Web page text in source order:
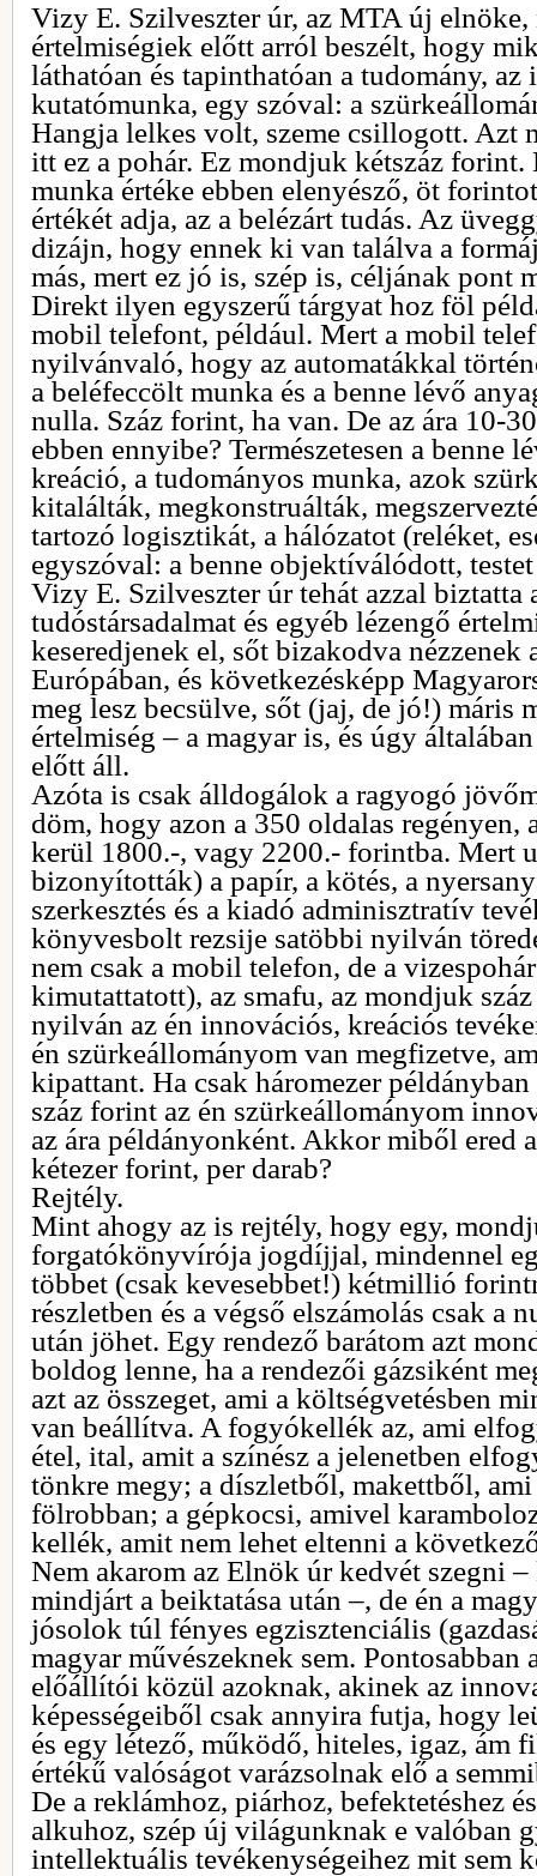
Vizy E. Szilveszter úr, az MTA új elnöke,
értelmiségiek előtt arról beszélt, hogy
láthatóan és tapinthatóan a tudomány, az
kutatómunka, egy szóval: a
Hangja lelkes volt, szeme csillogott. Azt
itt ez a pohár. Ez mondjuk kétszáz forint.
munka értéke ebben elenyésző, öt
értékét adja, az a belézárt tudás. Az
dizájn, hogy ennek ki van találva a
más, mert ez jó is, szép is, céljának pont
Direkt ilyen egyszerű tárgyat hoz föl
mobil telefont, például. Mert a mobil
nyilvánvaló, hogy az automatákkal
a beléfeccölt munka és a benne lévő
nulla. Száz forint, ha van. De az ára 10-
ebben ennyibe? Természetesen a benne
kreáció, a tudományos munka, azok
kitalálták, megkonstruálták,
tartozó logisztikát, a hálózatot (reléket,
egyszóval: a benne objektíválódott,
Vizy E. Szilveszter úr tehát azzal biztatta
tudóstársadalmat és egyéb lézengő
keseredjenek el, sőt bizakodva nézzenek
Európában, és következésképp
meg lesz becsülve, sőt (jaj, de jó!) máris
értelmiség – a magyar is, és úgy
előtt áll.
Azóta is csak álldogálok a ragyogó
döm, hogy azon a 350 oldalas regényen,
kerül 1800.-, vagy 2200.- forintba. Mert
bizonyították) a papír, a kötés, a
szerkesztés és a kiadó adminisztratív
könyvesbolt rezsije satöbbi nyilván
nem csak a mobil telefon, de a
kimutattatott), az smafu, az mondjuk
nyilván az én innovációs, kreációs
én szürkeállományom van megfizetve,
kipattant. Ha csak háromezer
száz forint az én szürkeállományom
az ára példányonként. Akkor miből ered
kétezer forint, per darab?
Rejtély.
Mint ahogy az is rejtély, hogy egy,
forgatókönyvírója jogdíjjal, mindennel
többet (csak kevesebbet!) kétmillió
részletben és a végső elszámolás csak a
után jöhet. Egy rendező barátom azt
boldog lenne, ha a rendezői gázsiként
azt az összeget, ami a költségvetésben
van beállítva. A fogyókellék az, ami
étel, ital, amit a színész a jelenetben
tönkre megy; a díszletből, makettből,
fölrobban; a gépkocsi, amivel
kellék, amit nem lehet eltenni a
Nem akarom az Elnök úr kedvét szegni
mindjárt a beiktatása után –, de én a
jósolok túl fényes egzisztenciális
magyar művészeknek sem. Pontosabban
előállítói közül azoknak, akinek az
képességeiből csak annyira futja, hogy
és egy létező, működő, hiteles, igaz, ám
értékű valóságot varázsolnak elő a
De a reklámhoz, piárhoz, befektetéshez
alkuhoz, szép új világunknak e valóban
intellektuális tevékenységeihez mit sem